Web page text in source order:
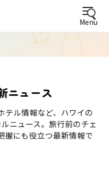
Menu
ニュース
テル情報など、ハワイの
ニュース。旅行前のチェ
握にも役立つ最新情報で